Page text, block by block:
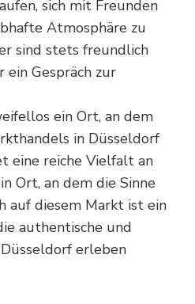
sich mit Freunden
Atmosphäre zu
sind stets freundlich
Gespräch zur
ein Ort, an dem
in Düsseldorf
eine reiche Vielfalt an
Ort, an dem die Sinne
auf diesem Markt ist ein
authentische und
erleben